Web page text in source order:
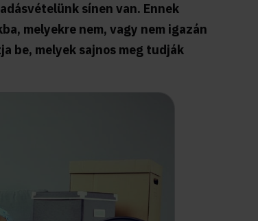
sínen van. Ennek
melyekre nem, vagy nem igazán
be, melyek sajnos meg tudják